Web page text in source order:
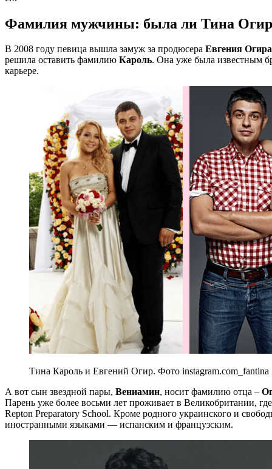
Фамилия мужчины: была ли Тина
В 2008 году певица вышла замуж за продюсера Евгения Огира
решила оставить фамилию Кароль. Она уже была известным
карьере.
Тина Кароль и Евгений Огир. Фото instagram.com_fantina
А вот сын звездной пары, Вениамин, носит фамилию отца –
Парень уже более восьми лет проживает в Великобритании,
Repton Preparatory School. Кроме родного украинского и
иностранными языками — испанским и французским.